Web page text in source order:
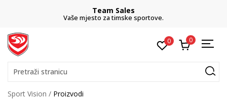
Team Sales
Vaše mjesto za timske sportove.
0 0
Pretraži stranicu
Sport Vision Proizvodi